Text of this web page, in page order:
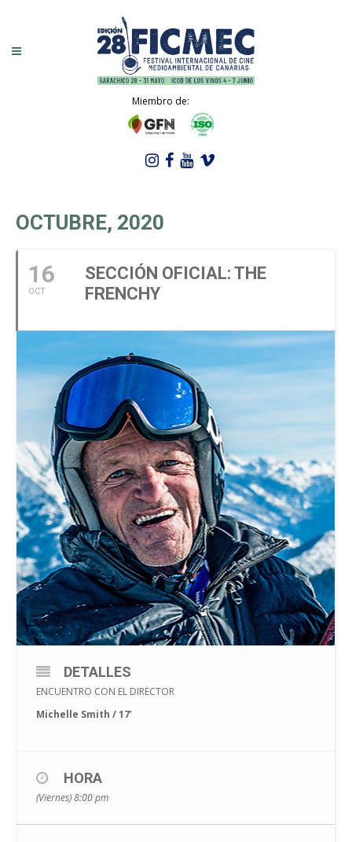
Miembro de:
OCTUBRE, 2020
16
OCT
SECCIÓN OFICIAL: THE
FRENCHY
DETALLES
ENCUENTRO CON EL DIRECTOR
Michelle Smith / 17’
HORA
(Viernes) 8:00 pm